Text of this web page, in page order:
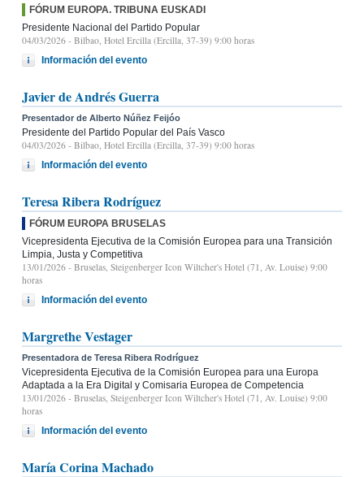
FÓRUM EUROPA. TRIBUNA EUSKADI
Presidente Nacional del Partido Popular
04/03/2026 - Bilbao, Hotel Ercilla (Ercilla, 37-39) 9:00 horas
Información del evento
Javier de Andrés Guerra
Presentador de Alberto Núñez Feijóo
Presidente del Partido Popular del País Vasco
04/03/2026 - Bilbao, Hotel Ercilla (Ercilla, 37-39) 9:00 horas
Información del evento
Teresa Ribera Rodríguez
FÓRUM EUROPA BRUSELAS
Vicepresidenta Ejecutiva de la Comisión Europea para una Transición
Limpia, Justa y Competitiva
13/01/2026 - Bruselas, Steigenberger Icon Wiltcher's Hotel (71, Av. Louise) 9:00
horas
Información del evento
Margrethe Vestager
Presentadora de Teresa Ribera Rodríguez
Vicepresidenta Ejecutiva de la Comisión Europea para una Europa
Adaptada a la Era Digital y Comisaria Europea de Competencia
13/01/2026 - Bruselas, Steigenberger Icon Wiltcher's Hotel (71, Av. Louise) 9:00
horas
Información del evento
María Corina Machado